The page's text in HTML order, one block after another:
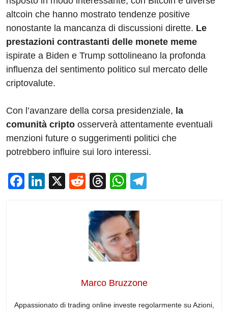
altcoin che hanno mostrato tendenze positive
nonostante la mancanza di discussioni dirette. Le
prestazioni contrastanti delle monete meme
ispirate a Biden e Trump sottolineano la profonda
influenza del sentimento politico sul mercato delle
criptovalute.
Con l’avanzare della corsa presidenziale, la
comunità cripto osserverà attentamente eventuali
menzioni future o suggerimenti politici che
potrebbero influire sui loro interessi.
F
Li
X
R
d
di
t
T
e
a
d
s
W
at
s
A
p
p
Marco Bruzzone
Appassionato di trading online investe regolarmente su Azioni,